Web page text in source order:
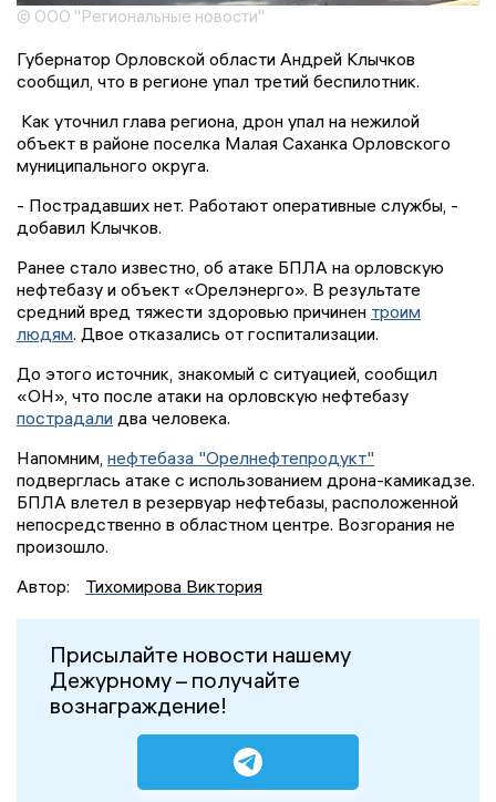
© ООО "Региональные новости"
Губернатор Орловской области Андрей Клычков
сообщил, что в регионе упал третий беспилотник.
Как уточнил глава региона, дрон упал на нежилой
объект в районе поселка Малая Саханка Орловского
муниципального округа.
- Пострадавших нет. Работают оперативные службы, -
добавил Клычков.
Ранее стало известно, об атаке БПЛА на орловскую
нефтебазу и объект «Орелэнерго». В результате
средний вред тяжести здоровью причинен троим
людям. Двое отказались от госпитализации.
До этого источник, знакомый с ситуацией, сообщил
«ОН», что после атаки на орловскую нефтебазу
пострадали два человека.
Напомним, нефтебаза "Орелнефтепродукт"
подверглась атаке с использованием дрона-камикадзе.
БПЛА влетел в резервуар нефтебазы, расположенной
непосредственно в областном центре. Возгорания не
произошло.
Автор:
Тихомирова Виктория
Присылайте новости нашему
Дежурному – получайте
вознаграждение!